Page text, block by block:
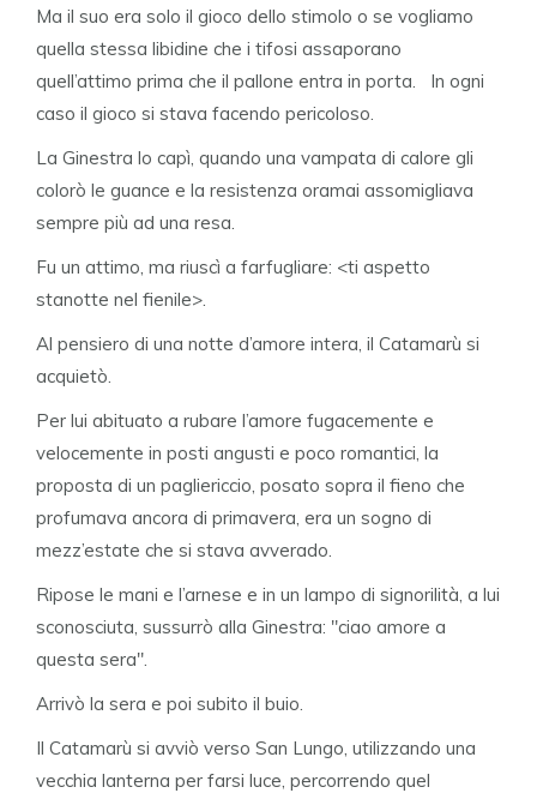
Ma il suo era solo il gioco dello stimolo o se vogliamo
quella stessa libidine che i tifosi assaporano
quell’attimo prima che il pallone entra in porta. In ogni
caso il gioco si stava facendo pericoloso.
La Ginestra lo capì, quando una vampata di calore gli
colorò le guance e la resistenza oramai assomigliava
sempre più ad una resa.
Fu un attimo, ma riuscì a farfugliare: <ti aspetto
stanotte nel fienile>.
Al pensiero di una notte d’amore intera, il Catamarù si
acquietò.
Per lui abituato a rubare l’amore fugacemente e
velocemente in posti angusti e poco romantici, la
proposta di un pagliericcio, posato sopra il fieno che
profumava ancora di primavera, era un sogno di
mezz’estate che si stava avverado.
Ripose le mani e l’arnese e in un lampo di signorilità, a lui
sconosciuta, sussurrò alla Ginestra: "ciao amore a
questa sera".
Arrivò la sera e poi subito il buio.
Il Catamarù si avviò verso San Lungo, utilizzando una
vecchia lanterna per farsi luce, percorrendo quel